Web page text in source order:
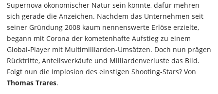
Supernova ökonomischer Natur sein könnte, dafür mehren
sich gerade die Anzeichen. Nachdem das Unternehmen seit
seiner Gründung 2008 kaum nennenswerte Erlöse erzielte,
begann mit Corona der kometenhafte Aufstieg zu einem
Global-Player mit Multimilliarden-Umsätzen. Doch nun prägen
Rücktritte, Anteilsverkäufe und Milliardenverluste das Bild.
Folgt nun die Implosion des einstigen Shooting-Stars? Von
Thomas Trares.